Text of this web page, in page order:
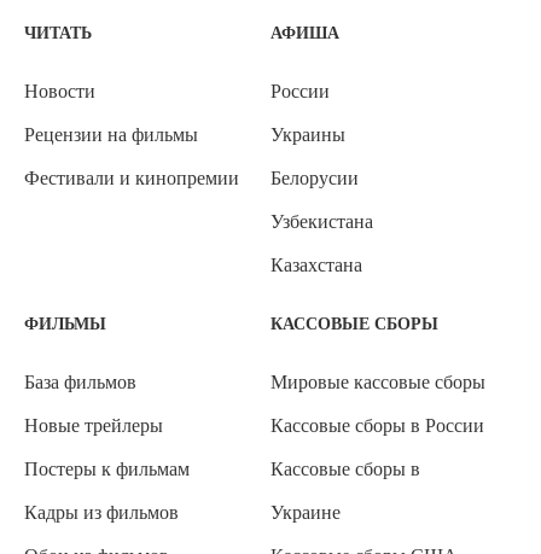
ЧИТАТЬ
Новости
Рецензии на фильмы
Фестивали и кинопремии
АФИША
России
Украины
Белорусии
Узбекистана
Казахстана
ФИЛЬМЫ
База фильмов
Новые трейлеры
Постеры к фильмам
Кадры из фильмов
КАССОВЫЕ СБОРЫ
Мировые кассовые сборы
Кассовые сборы в России
Кассовые сборы в
Украине